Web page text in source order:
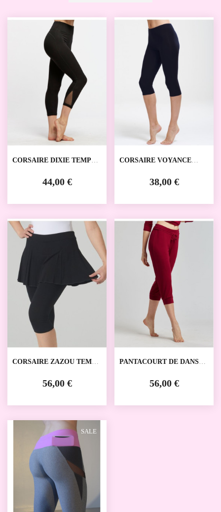
CORSAIRE DIXIE TEMPS
44,00 €
CORSAIRE VOYANCE
38,00 €
CORSAIRE ZAZOU TEMPS
56,00 €
PANTACOURT DE DANSE
56,00 €
SALE